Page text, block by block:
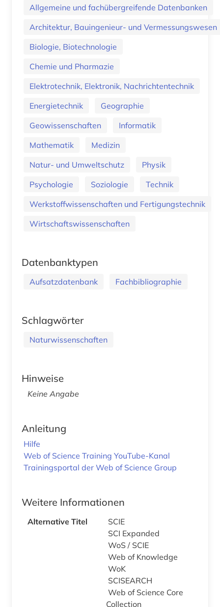
Allgemeine und fachübergreifende Datenbanken
Architektur, Bauingenieur- und Vermessungswesen
Biologie, Biotechnologie
Chemie und Pharmazie
Elektrotechnik, Elektronik, Nachrichtentechnik
Energietechnik
Geographie
Geowissenschaften
Informatik
Mathematik
Medizin
Natur- und Umweltschutz
Physik
Psychologie
Soziologie
Technik
Werkstoffwissenschaften und Fertigungstechnik
Wirtschaftswissenschaften
Datenbanktypen
Aufsatzdatenbank Fachbibliographie
Schlagwörter
Naturwissenschaften
Hinweise
Keine Angabe
Anleitung
Hilfe
Web of Science Training YouTube-Kanal
Trainingsportal der Web of Science Group
Weitere Informationen
Alternative Titel
SCIE
SCI Expanded
WoS / SCIE
Web of Knowledge
WoK
SCISEARCH
Web of Science Core
Collection